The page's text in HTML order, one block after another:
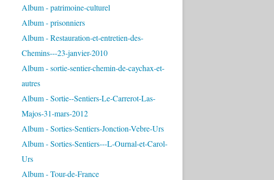
Album - patrimoine-culturel
Album - prisonniers
Album - Restauration-et-entretien-des-
Chemins---23-janvier-2010
Album - sortie-sentier-chemin-de-caychax-et-
autres
Album - Sortie--Sentiers-Le-Carrerot-Las-
Majos-31-mars-2012
Album - Sorties-Sentiers-Jonction-Vebre-Urs
Album - Sorties-Sentiers---L-Ournal-et-Carol-
Urs
Album - Tour-de-France